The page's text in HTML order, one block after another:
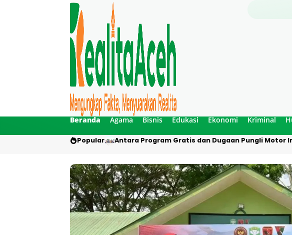
Beranda Agama Bisnis Edukasi Ekonomi Kriminal
Popular Antara Program Gratis dan Dugaan Pungli Motor